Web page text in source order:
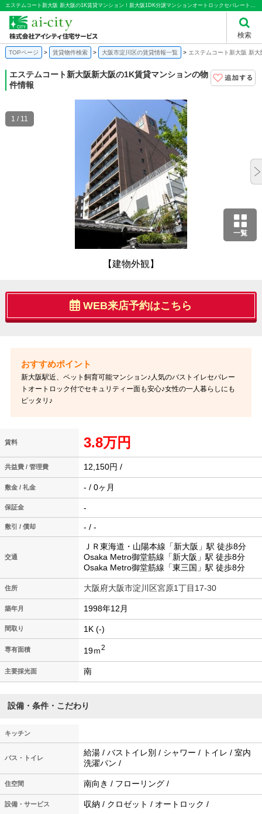
検索
エステムコート新大阪 新大阪の1K賃貸マンション！新大阪1DK分譲マンションオートロックセパレートペット飼育可｜株式会社アイシティ住宅サービス
TOPページ 賃貸物件検索 大阪市淀川区の賃貸情報一覧 エステムコート新大阪 新
エステムコート新大阪新大阪の1K賃貸マンションの物
件情報
一覧
【建物外観】
1 / 11
WEB来店予約はこちら
新大阪駅近、ペット飼育可能マンション♪人気のバストイレセパレー
トオートロック付でセキュリティー面も安心♪女性の一人暮らしにも
ピッタリ♪
賃料 3.8万円
共益費 / 管理費 12,150円 /
敷金 / 礼金 - / 0ヶ月
保証金 -
敷引 / 償却 - / -
交通
ＪＲ東海道・山陽本線「新大阪」駅 徒歩8分
Osaka Metro御堂筋線「新大阪」駅 徒歩8分
Osaka Metro御堂筋線「東三国」駅 徒歩8分
住所 大阪府大阪市淀川区宮原1丁目17-30
築年月 1998年12月
間取り 1K (-)
専有面積 19ｍ2
主要採光面 南
設備・条件・こだわり
キッチン
バス・トイレ
給湯 / バストイレ別 / シャワー / トイレ / 室内
洗濯パン /
住空間 南向き / フローリング /
設備・サービス 収納 / クロゼット / オートロック /